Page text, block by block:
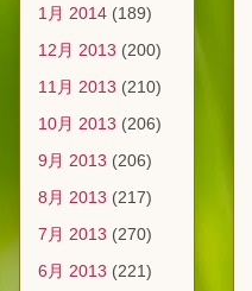
1月 2014 (189)
12月 2013 (200)
11月 2013 (210)
10月 2013 (206)
9月 2013 (206)
8月 2013 (217)
7月 2013 (270)
6月 2013 (221)